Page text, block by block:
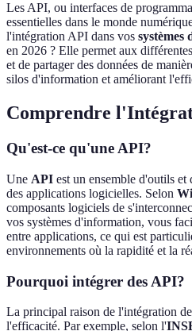
Les API, ou interfaces de
essentielles dans le monde
l'intégration API dans vos
en 2026 ? Elle permet aux
et de partager des données de
silos d'information et améliorant
Comprendre
Qu'est-ce qu'une API?
Une API est un ensemble d'outils
des applications logicielles. Selon
composants logiciels de
vos systèmes d'information, vous
entre applications, ce qui est
environnements où la rapidité et la
Pourquoi intégrer des API?
La principal raison de l'intégration
l'efficacité. Par exemple, selon l'